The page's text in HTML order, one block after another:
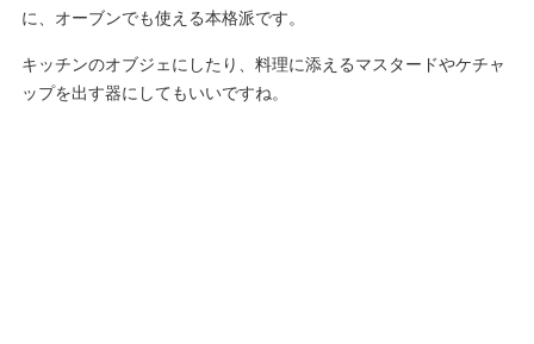
に、オーブンでも使える本格派です。
キッチンのオブジェにしたり、料理に添えるマスタードやケチャ
ップを出す器にしてもいいですね。